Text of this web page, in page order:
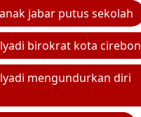
jabar putus sekolah
birokrat kota cirebon
mengundurkan diri